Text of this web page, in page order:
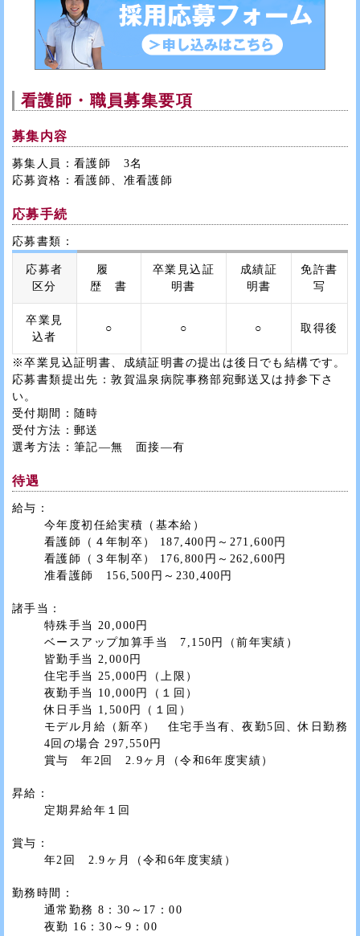
看護師・職員募集要項
募集内容
募集人員：看護師 3名
応募資格：看護師、准看護師
応募手続
応募書類：
応募者
区分
履
歴 書
卒業見込証
明書
成績証
明書
免許書
写
卒業見
込者
○ ○ ○ 取得後
※卒業見込証明書、成績証明書の提出は後日でも結構です。
応募書類提出先：敦賀温泉病院事務部宛郵送又は持参下さ
い。
受付期間：随時
受付方法：郵送
選考方法：筆記―無 面接―有
待遇
給与：
今年度初任給実積（基本給）
看護師（４年制卒） 187,400円～271,600円
看護師（３年制卒） 176,800円～262,600円
准看護師 156,500円～230,400円
諸手当：
特殊手当 20,000円
ベースアップ加算手当 7,150円（前年実績）
皆勤手当 2,000円
住宅手当 25,000円（上限）
夜勤手当 10,000円（１回）
休日手当 1,500円（１回）
モデル月給（新卒） 住宅手当有、夜勤5回、休日勤務
4回の場合 297,550円
賞与 年2回 2.9ヶ月（令和6年度実績）
昇給：
定期昇給年１回
賞与：
年2回 2.9ヶ月（令和6年度実績）
勤務時間：
通常勤務 8：30～17：00
夜勤 16：30～9：00